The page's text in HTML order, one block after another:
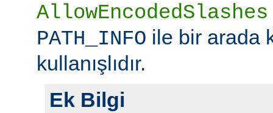
AllowEncodedSlashes
PATH_INFO ile bir arada
kullanışlıdır.
Ek Bilgi